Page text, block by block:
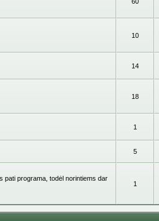
10
14
18
1
5
pati programa, todėl norintiems dar
1